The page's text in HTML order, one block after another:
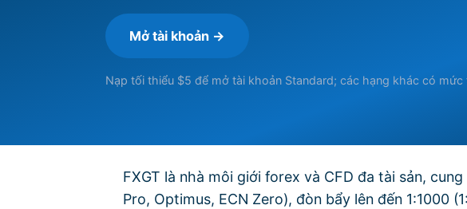
Mở tài khoản →
Nạp tối thiểu $5 để mở tài khoản Standard; các hạng khác có mức
FXGT là nhà môi giới forex và CFD đa tài sản,
Pro, Optimus, ECN Zero), đòn bẩy lên đến 1:1000